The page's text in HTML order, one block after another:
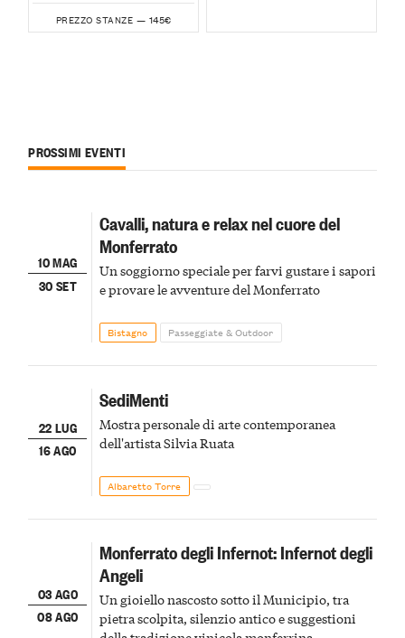
PREZZO STANZE — 145€
PROSSIMI EVENTI
10 MAG
30 SET
Cavalli, natura e relax nel cuore del
Monferrato
Un soggiorno speciale per farvi gustare i sapori
e provare le avventure del Monferrato
Bistagno Passeggiate & Outdoor
22 LUG
16 AGO
SediMenti
Mostra personale di arte contemporanea
dell'artista Silvia Ruata
Albaretto Torre
03 AGO
08 AGO
Monferrato degli Infernot: Infernot degli
Angeli
Un gioiello nascosto sotto il Municipio, tra
pietra scolpita, silenzio antico e suggestioni